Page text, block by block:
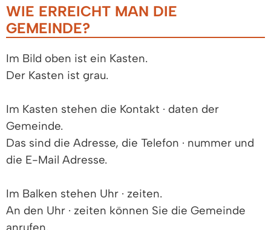
WIE ERREICHT MAN DIE
GEMEINDE?
Im Bild oben ist ein Kasten.
Der Kasten ist grau.
Im Kasten stehen die Kontakt · daten der
Gemeinde.
Das sind die Adresse, die Telefon · nummer und
die E-Mail Adresse.
Im Balken stehen Uhr · zeiten.
An den Uhr · zeiten können Sie die Gemeinde
anrufen.